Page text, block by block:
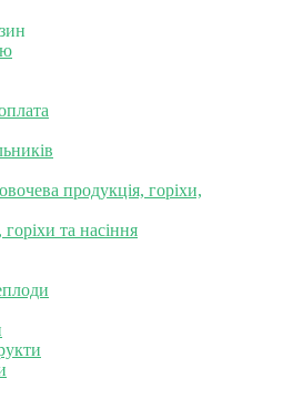
продукція, горіхи,
горіхи та насіння